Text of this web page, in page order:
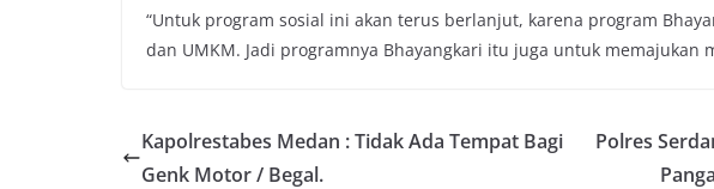
“Untuk program sosial ini akan terus berlanjut, karena program
dan UMKM. Jadi programnya Bhayangkari itu juga untuk memajukan
Kapolrestabes Medan : Tidak Ada Tempat Bagi
Genk Motor / Begal.
Polres